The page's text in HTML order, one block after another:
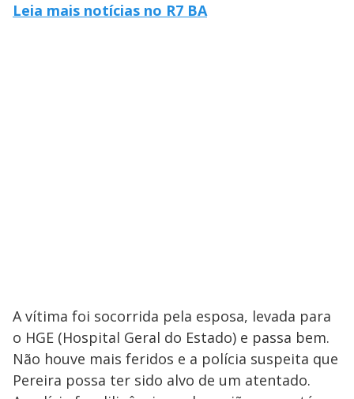
Leia mais notícias no R7 BA
A vítima foi socorrida pela esposa, levada para
o HGE (Hospital Geral do Estado) e passa bem.
Não houve mais feridos e a polícia suspeita que
Pereira possa ter sido alvo de um atentado.